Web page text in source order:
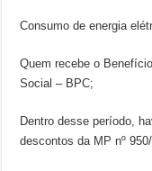
Consumo de energia
Quem recebe o
Social – BPC;
Dentro desse período,
descontos da MP nº